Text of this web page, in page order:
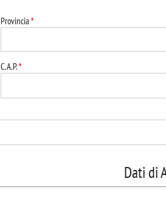
Provincia*
C.A.P.*
Dati di